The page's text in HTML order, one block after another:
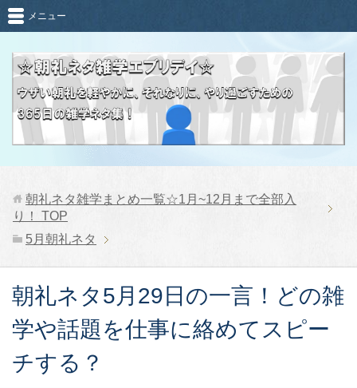
メニュー
朝礼ネタ雑学まとめ一覧☆1月~12月まで全部入
り！
TOP
5月朝礼ネタ
朝礼ネタ5月29日の一言！どの雑
学や話題を仕事に絡めてスピー
チする？